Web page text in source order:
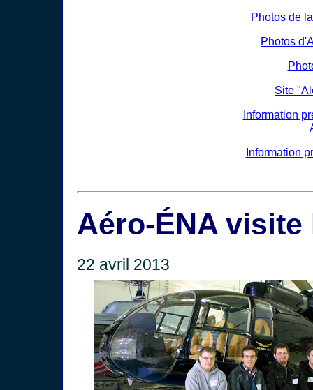
Photos de
Photos
Site
Information
Information
Aéro-ÉNA visite
22 avril 2013